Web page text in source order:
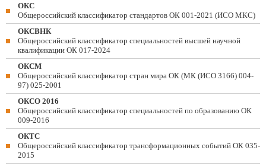
ОКС
Общероссийский классификатор стандартов ОК 001-2021 (ИСО МКС)
ОКСВНК
Общероссийский классификатор специальностей высшей научной
квалификации ОК 017-2024
ОКСМ
Общероссийский классификатор стран мира ОК (МК (ИСО 3166) 004-
97) 025-2001
ОКСО 2016
Общероссийский классификатор специальностей по образованию ОК
009-2016
ОКТС
Общероссийский классификатор трансформационных событий ОК 035-
2015